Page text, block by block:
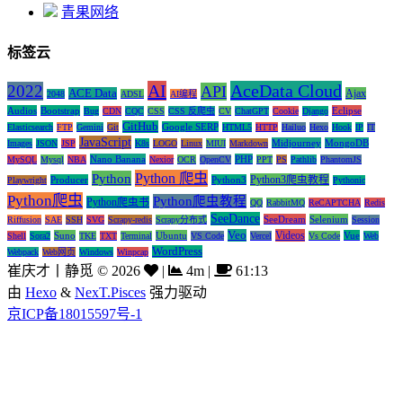
青果网络
标签云
2022 2048 ACE Data ADSL AI AI编程 API AceData Cloud Ajax
Audios Bootstrap Bug CDN CQC CSS CSS 反爬虫 CV ChatGPT Cookie Django Eclipse
Elasticsearch FTP Gemini Git GitHub Google SERP HTML5 HTTP Hailuo Hexo Hook IP IT
Images JSON JSP JavaScript K8s LOGO Linux MIUI Markdown Midjourney MongoDB
MySQL Mysql NBA Nano Banana Nexior OCR OpenCV PHP PPT PS Pathlib PhantomJS
Playwright Producer Python Python 爬虫 Python3 Python3爬虫教程 Pythonic
Python爬虫 Python爬虫书 Python爬虫教程 QQ RabbitMQ ReCAPTCHA Redis
Riffusion SAE SSH SVG Scrapy-redis Scrapy分布式 SeeDance SeeDream Selenium Session
Shell Sora2 Suno TKE TXT Terminal Ubuntu VS Code Veo Vercel Videos Vs Code Vue Web
Webpack Web网页 Windows Winpcap WordPress
崔庆才丨静觅 © 2026 | 4m |
61:13
由 Hexo & NexT.Pisces 强力驱动
京ICP备18015597号-1